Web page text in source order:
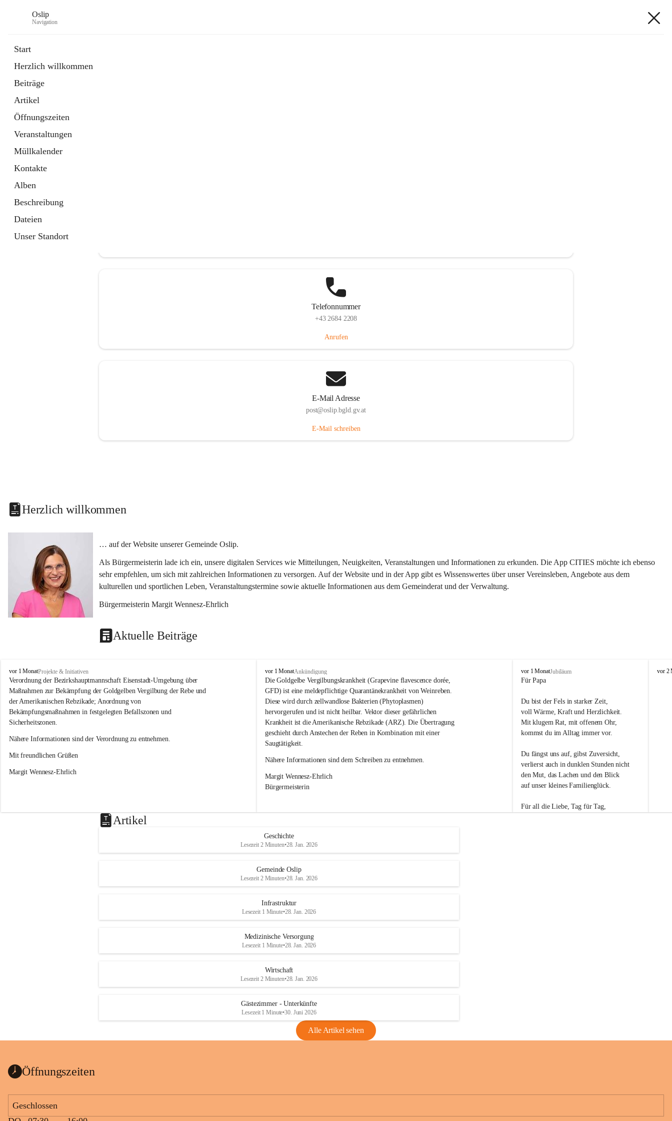
Oslip
Navigation
Start
Herzlich willkommen
Beiträge
Artikel
Öffnungszeiten
Veranstaltungen
Müllkalender
Kontakte
Alben
Beschreibung
Dateien
Unser Standort
Telefonnummer
+43 2684 2208
Anrufen
E-Mail Adresse
post@oslip.bgld.gv.at
E-Mail schreiben
Herzlich willkommen
… auf der Website unserer Gemeinde Oslip.
Als Bürgermeisterin lade ich ein, unsere digitalen Services wie Mitteilungen, Neuigkeiten, Veranstaltungen und Informationen zu erkunden. Die App CITIES möchte ich ebenso
sehr empfehlen, um sich mit zahlreichen Informationen zu versorgen. Auf der Website und in der App gibt es Wissenswertes über unser Vereinsleben, Angebote aus dem
kulturellen und sportlichen Leben, Veranstaltungstermine sowie aktuelle Informationen aus dem Gemeinderat und der Verwaltung.
Bürgermeisterin Margit Wennesz-Ehrlich
Aktuelle Beiträge
O
s
l
i
p
vor 1 MonatProjekte & Initiativen
Verordnung der Bezirkshauptmannschaft Eisenstadt-Umgebung über
Maßnahmen zur Bekämpfung der Goldgelben Vergilbung der Rebe und
der Amerikanischen Rebzikade; Anordnung von
Bekämpfungsmaßnahmen in festgelegten Befallszonen und
Sicherheitszonen.
Nähere Informationen sind der Verordnung zu entnehmen.
Mit freundlichen Grüßen
Margit Wennesz-Ehrlich
O
s
l
i
p
vor 1 MonatAnkündigung
Die Goldgelbe Vergilbungskrankheit (Grapevine flavescence dorée,
GFD) ist eine meldepflichtige Quarantänekrankheit von Weinreben.
Diese wird durch zellwandlose Bakterien (Phytoplasmen)
hervorgerufen und ist nicht heilbar. Vektor dieser gefährlichen
Krankheit ist die Amerikanische Rebzikade (ARZ). Die Übertragung
geschieht durch Anstechen der Reben in Kombination mit einer
Saugtätigkeit.
Nähere Informationen sind dem Schreiben zu entnehmen.
Margit Wennesz-Ehrlich
Bürgermeisterin
O
s
i
vor 1 MonatJubiläum
Für Papa
Du bist der Fels in starker Zeit,
voll Wärme, Kraft und Herzlichkeit.
Mit klugem Rat, mit offenem Ohr,
kommst du im Alltag immer vor.
Du fängst uns auf, gibst Zuversicht,
verlierst auch in dunklen Stunden nicht
den Mut, das Lachen und den Blick
auf unser kleines Familienglück.
Für all die Liebe, Tag für Tag,
O
vor 2
Artikel
Geschichte
Lesezeit 2 Minuten•28. Jan. 2026
Gemeinde Oslip
Lesezeit 2 Minuten•28. Jan. 2026
Infrastruktur
Lesezeit 1 Minute•28. Jan. 2026
Medizinische Versorgung
Lesezeit 1 Minute•28. Jan. 2026
Wirtschaft
Lesezeit 2 Minuten•28. Jan. 2026
Gästezimmer - Unterkünfte
Lesezeit 1 Minute•30. Juni 2026
Alle Artikel sehen
Öffnungszeiten
Geschlossen